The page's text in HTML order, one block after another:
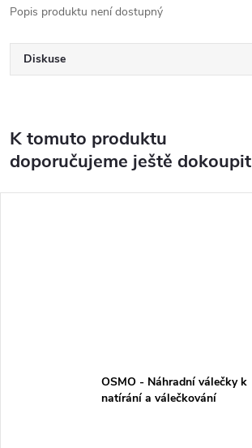
Popis produktu není dostupný
Diskuse
K tomuto produktu
doporučujeme ještě dokoupit
OSMO - Náhradní válečky k
natírání a válečkování